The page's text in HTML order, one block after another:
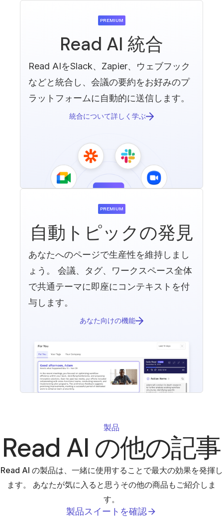
リ名の横にある「詳細を表示」をクリックしてもっ
と詳しく確認し、「追加」をクリックしてアプリを
インストールします。 「事前承認のリクエスト」
を選択した場合は、アカウント所有者または管理者
がアプリのインストールを承認する必要がありま
す。 「事前承認のリクエスト」をクリックして、
所有者/管理者にリクエストを送信します。6. 必要
なアカウント情報にアクセスするための認証を行う
ためにWebページが起動します。 提供された指示
に従います。市場では: 1.
ト、Readからの録音」を入力してアプリを検索し
ます。3. 「会議の要約、トランスクリプト、Read
からの録音」アプリをクリックします。4. インスト
ールをクリックします。 「リクエスト事前承認」
が表示される場合、アプリがインストールされる前
にアカウント所有者または管理者の承認が必要で
す。 「リクエスト事前承認」をクリックして、所
有者/管理者にリクエストを送信します。5. インス
トール後、Zoomアプリは会議で使用するためにデ
ムなど）がアプリサイドバーで利用可能になりま
ページにアクセスして会議レポートを表示できま
す。Readを使用して会議レポートを生成するため
のヒント: Zoom通話にReadアプリを自動的に開く
ィングで自動開く」を選びます。Read アシスタン
トが自動的に会議に参加するようにする（Zoomで
アプリを開く必要はありません）には、会議アシス
タント > 自動参加プリファレンスを訪れて会議役割
設定を更新します。
は、ホストに参加許可を要求します（プラッ
トフォームと設定により異なります）。 会議
に参加した後、Readは名前付けされた参加者
として表示され、ホストはいつでも削除する
ことができます。
簡単なオプトアウト：Readは、チャットを有
効にしている場合、参加したことを示す通知
をユーザーに送信し、「opt out」と入力する
安全で認定を受けている：私たちはSOC
ュリティ基準を保証しています。
あなたのデータはあなたのものです：私たち
の信頼はすべてを意味します。 私たちはデー
タを他の誰にも販売または共有しません。
あなたの選択が重要です：私たちのモデルへ
たちとどのように関わるかを決定する力を与
えることを信じています。
PREMIUM
Read AI 統合
Read AIをSlack、Zapier、ウェブフック
などと統合し、会議の要約をお好みのプ
ラットフォームに自動的に送信します。
統合について詳しく学ぶ
PREMIUM
自動トピックの発見
あなたへのページで生産性を維持しまし
ょう。 会議、タグ、ワークスペース全体
で共通テーマに即座にコンテキストを付
与します。
あなた向けの機能
製品
Read AI の他の記事
Read AI の製品は、一緒に使用することで最大の効果を発揮し
ます。 あなたが気に入ると思うその他の商品もご紹介しま
す。
製品スイートを確認